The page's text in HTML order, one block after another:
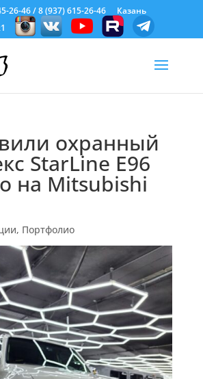
26-46/8 (937) 615-26-46
Казань
охранный
StarLine Е96
на Mitsubishi
, Портфолио